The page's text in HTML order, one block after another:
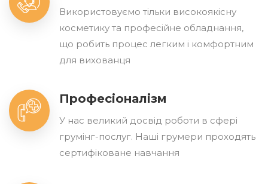
Використовуємо тільки високоякісну
косметику та професійне обладнання,
що робить процес легким і комфортним
для вихованця
Професіоналізм
У нас великий досвід роботи в сфері
грумінг-послуг. Нашi грумери проходять
сертифіковане навчання